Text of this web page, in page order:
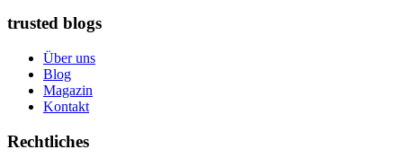
trusted blogs
Über uns
Blog
Magazin
Kontakt
Rechtliches